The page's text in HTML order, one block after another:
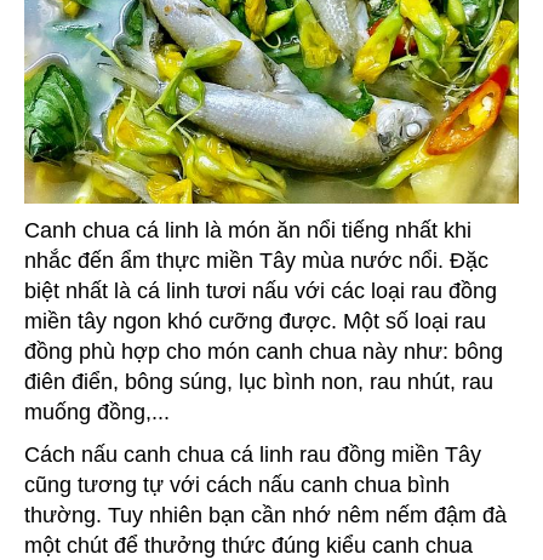
Canh chua cá linh là món ăn nổi tiếng nhất khi
nhắc đến ẩm thực miền Tây mùa nước nổi. Đặc
biệt nhất là cá linh tươi nấu với các loại rau đồng
miền tây ngon khó cưỡng được. Một số loại rau
đồng phù hợp cho món canh chua này như: bông
điên điển, bông súng, lục bình non, rau nhút, rau
muống đồng,...
Cách nấu canh chua cá linh rau đồng miền Tây
cũng tương tự với cách nấu canh chua bình
thường. Tuy nhiên bạn cần nhớ nêm nếm đậm đà
một chút để thưởng thức đúng kiểu canh chua